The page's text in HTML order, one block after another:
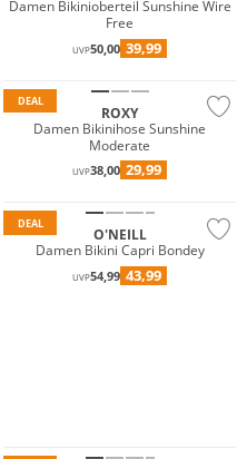
Damen Bikinioberteil Sunshine Wire
Free
UVP50,00 39,99
DEAL
ROXY
Damen Bikinihose Sunshine
Moderate
UVP38,00 29,99
DEAL
O'NEILL
Damen Bikini Capri Bondey
UVP54,99 43,99